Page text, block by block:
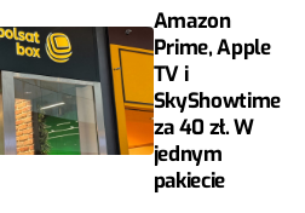
Amazon
Prime, Apple
TV i
SkyShowtime
za 40 zł. W
jednym
pakiecie